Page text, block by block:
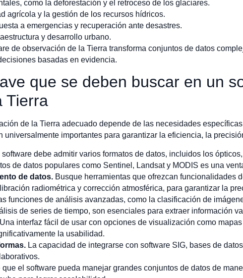
como la deforestación y el retroceso de los glaciares.
agrícola y la gestión de los recursos hídricos.
a emergencias y recuperación ante desastres.
y desarrollo urbano.
de observación de la Tierra transforma conjuntos de datos
basadas en evidencia.
que se deben buscar en un
Tierra
de la Tierra adecuado depende de las necesidades
universalmente importantes para garantizar la eficiencia, la
software debe admitir varios formatos de datos, incluidos los
de datos populares como Sentinel, Landsat y MODIS es una
de datos. Busque herramientas que ofrezcan funcionalidades
radiométrica y corrección atmosférica, para garantizar la
funciones de análisis avanzadas, como la clasificación de
de series de tiempo, son esenciales para extraer información
Una interfaz fácil de usar con opciones de visualización como
la usabilidad.
La capacidad de integrarse con software SIG, bases de
el software pueda manejar grandes conjuntos de datos de